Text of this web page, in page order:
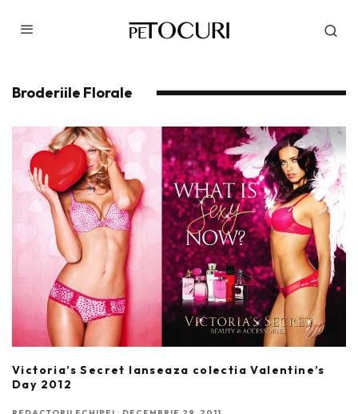
Broderiile Florale
Victoria’s Secret lanseaza colectia Valentine’s
Day 2012